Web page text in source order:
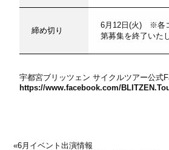
締め切り
6月12日(火) ※各
第募集を終了いた
宇都宮ブリッツェン サイクルツアー公式
https://www.facebook.com/
«6月イベント出演情報